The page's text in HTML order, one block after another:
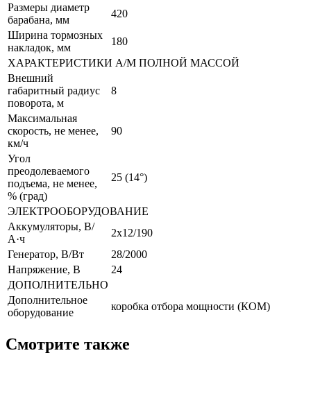
Размеры диаметр
барабана, мм
420
Ширина тормозных
накладок, мм
180
ХАРАКТЕРИСТИКИ А/М ПОЛНОЙ МАССОЙ
Внешний
габаритный радиус
поворота, м
8
Максимальная
скорость, не менее,
км/ч
90
Угол
преодолеваемого
подъема, не менее,
% (град)
25 (14°)
ЭЛЕКТРООБОРУДОВАНИЕ
Аккумуляторы, В/
А·ч
2х12/190
Генератор, В/Вт
28/2000
Напряжение, B
24
ДОПОЛНИТЕЛЬНО
Дополнительное
оборудование
коробка отбора мощности (КОМ)
Смотрите также